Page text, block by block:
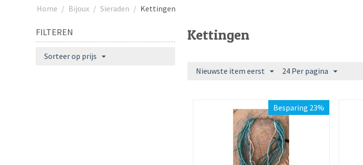
Home / Bijoux / Sieraden / Kettingen
FILTEREN
Sorteer op prijs
Kettingen
Nieuwste item eerst 24 Per pagina
Besparing 23%